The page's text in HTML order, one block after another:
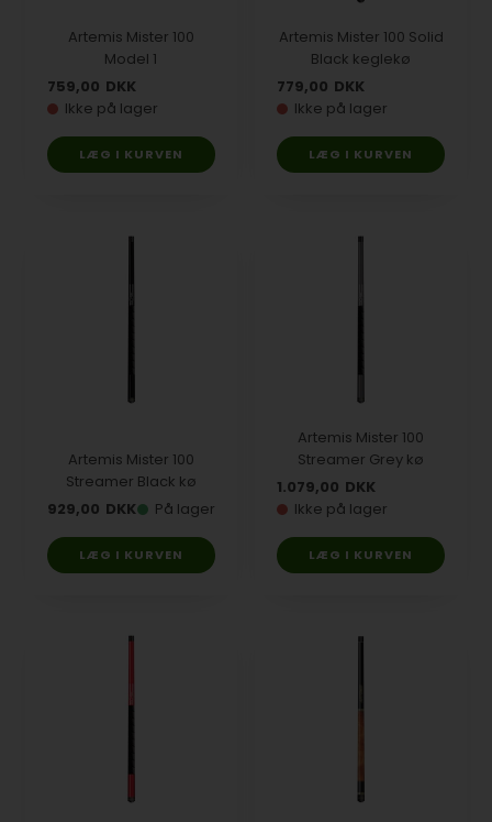
Artemis Mister 100
Model 1
759,00 DKK
Ikke på lager
Artemis Mister 100 Solid
Black keglekø
779,00 DKK
Ikke på lager
Artemis Mister 100
Streamer Black kø
929,00 DKK På lager
Artemis Mister 100
Streamer Grey kø
1.079,00 DKK
Ikke på lager